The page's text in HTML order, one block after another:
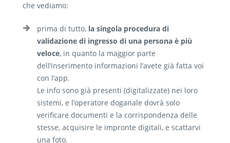
che vediamo:
prima di tutto, la singola procedura di
validazione di ingresso di una persona è più
veloce, in quanto la maggior parte
dell’inserimento informazioni l’avete già fatta voi
con l’app.
Le info sono già presenti (digitalizzate) nei loro
sistemi, e l’operatore doganale dovrà solo
verificare documenti e la corrispondenza delle
stesse, acquisire le impronte digitali, e scattarvi
una foto.